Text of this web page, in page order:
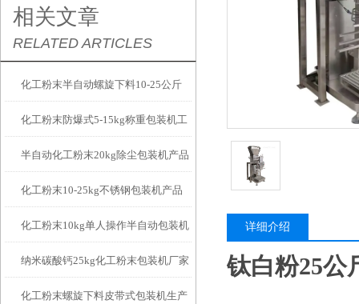
相关文章
RELATED ARTICLES
化工粉末半自动螺旋下料10-25公斤
包装机计量精准
化工粉末防爆式5-15kg称重包装机工
厂生产
半自动化工粉末20kg除尘包装机产品
简介
化工粉末10-25kg不锈钢包装机产品
简介
化工粉末10kg单人操作半自动包装机
简介
纳米碳酸钙25kg化工粉末包装机厂家
化工粉末螺旋下料皮带式包装机生产
详细介绍
钛白粉25公